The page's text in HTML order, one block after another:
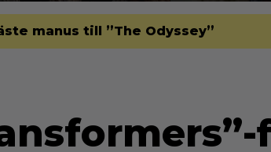
manus till ”The Odyssey”